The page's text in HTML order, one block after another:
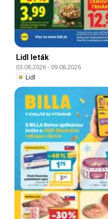
Lidl leták
03.08.2026- 09.08.2026
Lidl